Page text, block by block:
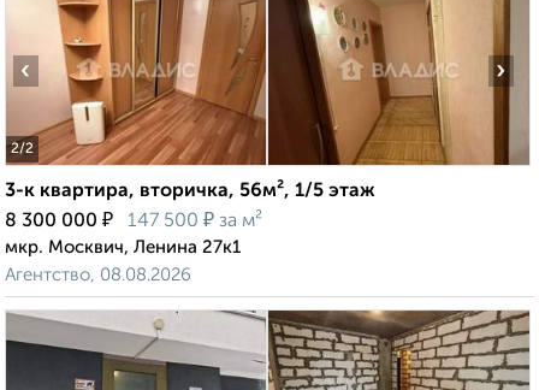
2/2
‹ ›
3-к квартира, вторичка, 56м², 1/5 этаж
8 300 000 ₽ 147 500 ₽ за м²
мкр. Москвич, Ленина 27к1
Агентство, 08.08.2026